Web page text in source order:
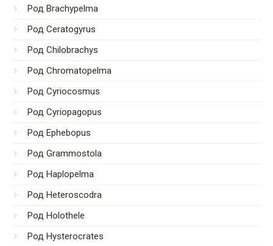
Род Brachypelma
Род Ceratogyrus
Род Chilobrachys
Род Chromatopelma
Род Cyriocosmus
Род Cyriopagopus
Род Ephebopus
Род Grammostola
Род Haplopelma
Род Heteroscodra
Род Holothele
Род Hysterocrates